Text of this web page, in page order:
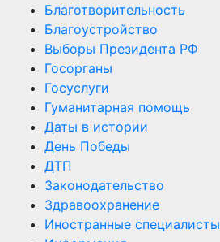
Благотворительность
Благоустройство
Выборы Президента РФ
Госорганы
Госуслуги
Гуманитарная помощь
Даты в истории
День Победы
ДТП
Законодательство
Здравоохранение
Иностранные специалисты